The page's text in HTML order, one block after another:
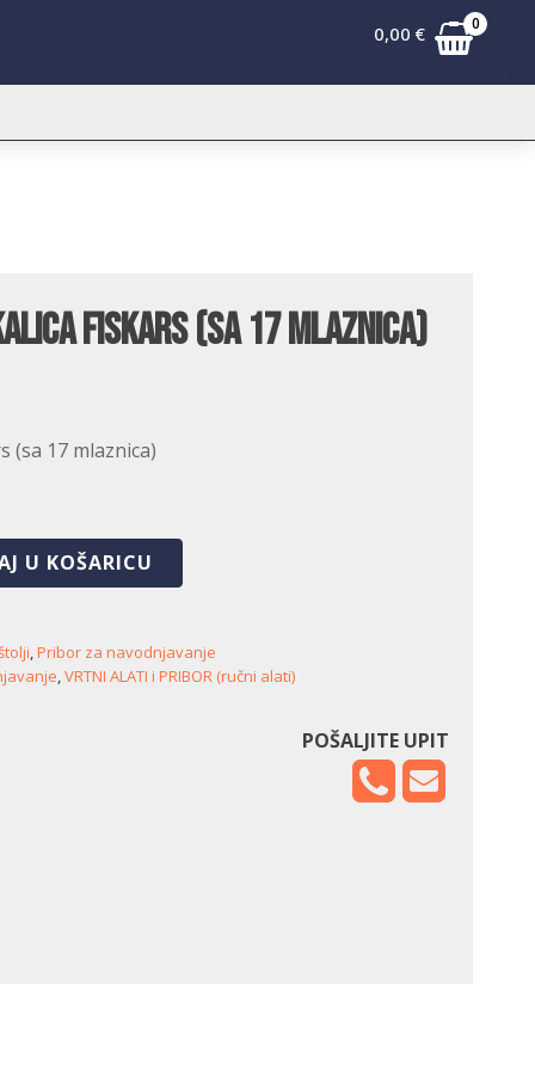
0,00 € 0
Fiskars (sa 17 mlaznica)
(sa 17 mlaznica)
U KOŠARICU
,Pribor za navodnjavanje
,VRTNI ALATI i PRIBOR (ručni alati)
POŠALJITE UPIT